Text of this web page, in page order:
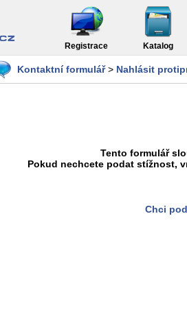
Registrace Katalog
Kontaktní formulář> Nahlásit
Tento formulář
Pokud nechcete podat stížnost,
Chci